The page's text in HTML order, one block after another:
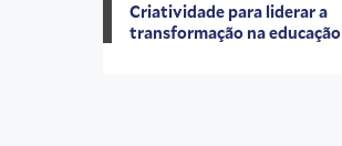
Criatividade para liderar a
transformação na educação